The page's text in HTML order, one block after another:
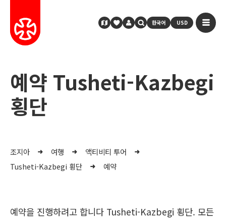
한국어 USD
예약 Tusheti-Kazbegi
횡단
조지아 여행
액티비티 투어
Tusheti-Kazbegi 횡단
예약
예약을 진행하려고 합니다 Tusheti-Kazbegi 횡단. 모든